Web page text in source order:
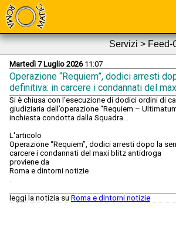
Servizi >
Martedì 7 Luglio 202611:07
Operazione “Requiem”, dodici arresti
definitiva: in carcere i condannati del
Si è chiusa con l’esecuzione di dodici ordini di
giudiziaria dell’operazione “Requiem –
inchiesta condotta dalla Squadra...
L'articolo
Operazione “Requiem”, dodici arresti dopo la
carcere i condannati del maxi blitz antidroga
proviene da
Roma e dintorni notizie
.
leggi la notizia su Roma e dintorni notizie